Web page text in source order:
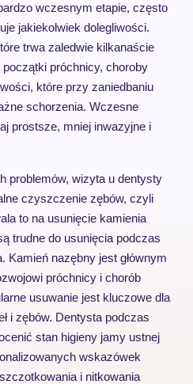
wczesnym etapie, często
jakiekolwiek dolegliwości.
trwa zaledwie kilkanaście
próchnicy, choroby
które przy zaniedbaniu
schorzenia. Wczesne
prostsze, mniej inwazyjne i
problemów, wizyta u dentysty
czyszczenie zębów, czyli
to na usunięcie kamienia
trudne do usunięcia podczas
Kamień nazębny jest głównym
próchnicy i chorób
usuwanie jest kluczowe dla
i zębów. Dentysta podczas
stan higieny jamy ustnej
wskazówek
i nitkowania